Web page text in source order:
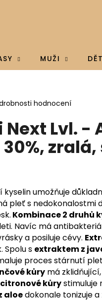
MUŽI
hodnocení
Lvl. -
kyselin umožňuje
pleť s nedokonalostmi
Kombinace 2 druhů
Navíc má
a posiluje cévy.
Spolu s extraktem z
proces stárnutí
kůry má
citronové kůrystimuluje
aloedokonale tonizuje
VITAMIN D3 & K2®,
150 MCG, 100
VYSOKÁ DÁVKA D3 A
FORMA K2 JAKO
100 DÁVEK